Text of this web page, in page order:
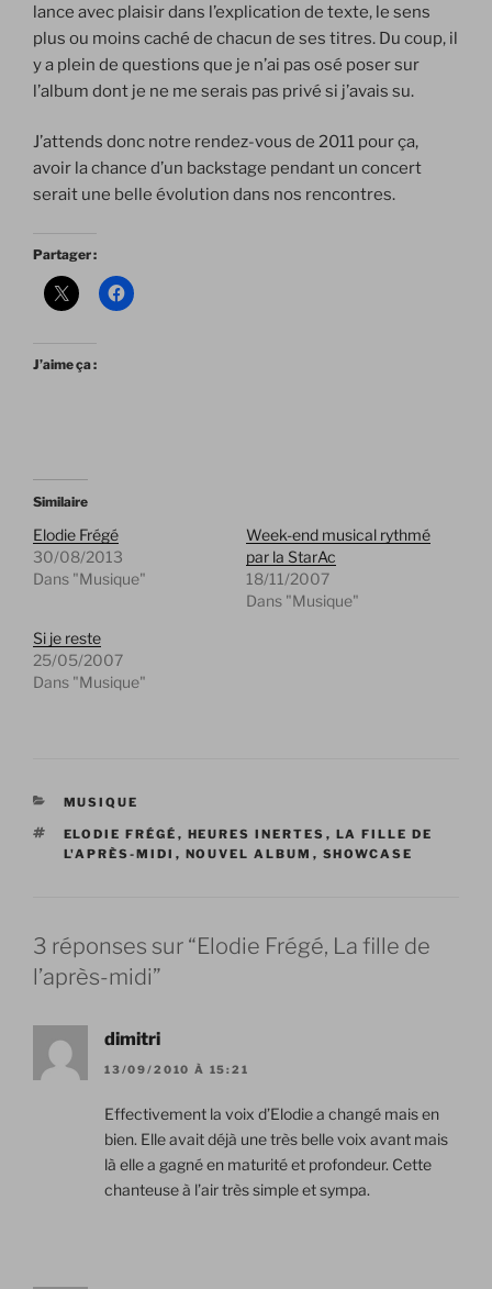
lance avec plaisir dans l’explication de texte, le sens
plus ou moins caché de chacun de ses titres. Du coup, il
y a plein de questions que je n’ai pas osé poser sur
l’album dont je ne me serais pas privé si j’avais su.
J’attends donc notre rendez-vous de 2011 pour ça,
avoir la chance d’un backstage pendant un concert
serait une belle évolution dans nos rencontres.
Partager :
J’aime ça :
Similaire
Elodie Frégé
30/08/2013
Dans "Musique"
Week-end musical rythmé
par la StarAc
18/11/2007
Dans "Musique"
Si je reste
25/05/2007
Dans "Musique"
CATÉGORIES
MUSIQUE
ÉTIQUETTES
ELODIE FRÉGÉ , HEURES INERTES , LA FILLE DE
L'APRÈS-MIDI , NOUVEL ALBUM , SHOWCASE
3 réponses sur “Elodie Frégé, La fille de
l’après-midi”
dimitri
13/09/2010 À 15:21
Effectivement la voix d’Elodie a changé mais en
bien. Elle avait déjà une très belle voix avant mais
là elle a gagné en maturité et profondeur. Cette
chanteuse à l’air très simple et sympa.